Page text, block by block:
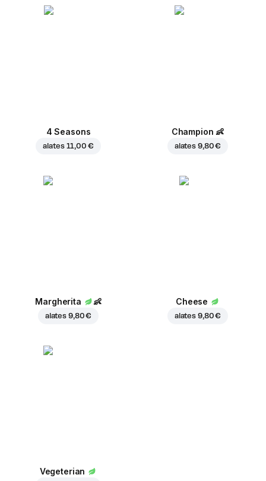
4 Seasons
alates 11,00 €
Champion 👶
alates 9,80 €
Margherita 👶
alates 9,80 €
Cheese
alates 9,80 €
Vegeterian